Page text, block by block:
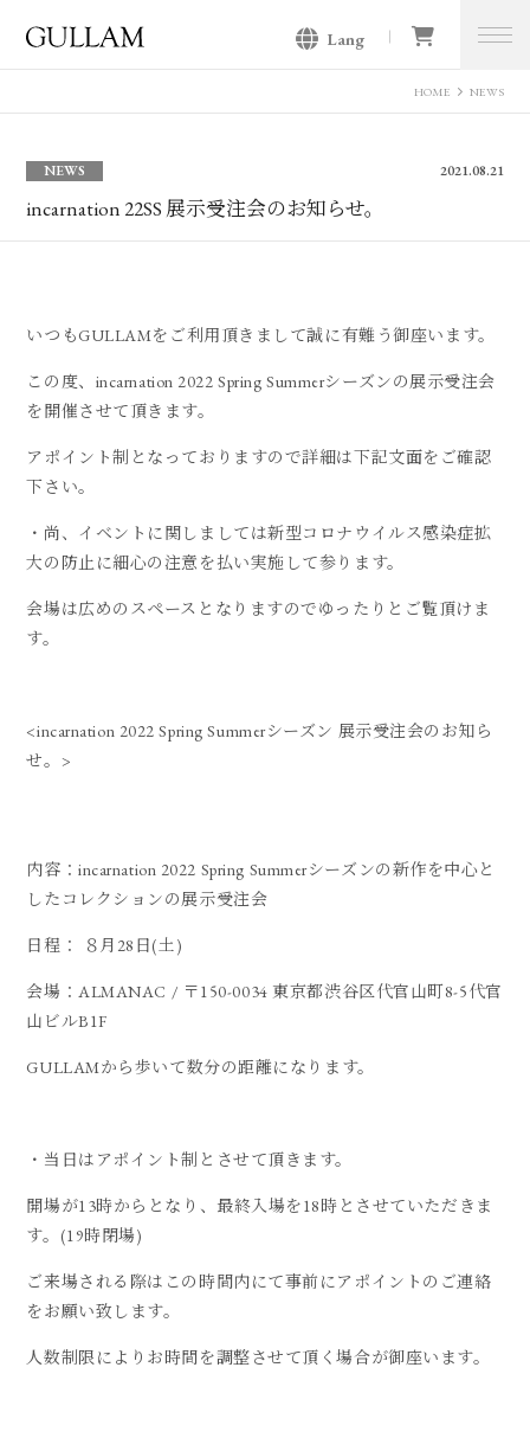
Lang
HOME NEWS
NEWS 2021.08.21
incarnation 22SS 展示受注会のお知らせ。
いつもGULLAMをご利用頂きまして誠に有難う御座います。
この度、incarnation 2022 Spring Summerシーズンの展示受注会
を開催させて頂きます。
アポイント制となっておりますので詳細は下記文面をご確認
下さい。
・尚、イベントに関しましては新型コロナウイルス感染症拡
大の防止に細心の注意を払い実施して参ります。
会場は広めのスペースとなりますのでゆったりとご覧頂けま
す。
<incarnation 2022 Spring Summerシーズン 展示受注会のお知ら
せ。>
内容：incarnation 2022 Spring Summerシーズンの新作を中心と
したコレクションの展示受注会
日程： ８月28日(土)
会場：ALMANAC / 〒150-0034 東京都渋谷区代官山町8-5代官
山ビルB1F
GULLAMから歩いて数分の距離になります。
・当日はアポイント制とさせて頂きます。
開場が13時からとなり、最終入場を18時とさせていただきま
す。(19時閉場)
ご来場される際はこの時間内にて事前にアポイントのご連絡
をお願い致します。
人数制限によりお時間を調整させて頂く場合が御座います。